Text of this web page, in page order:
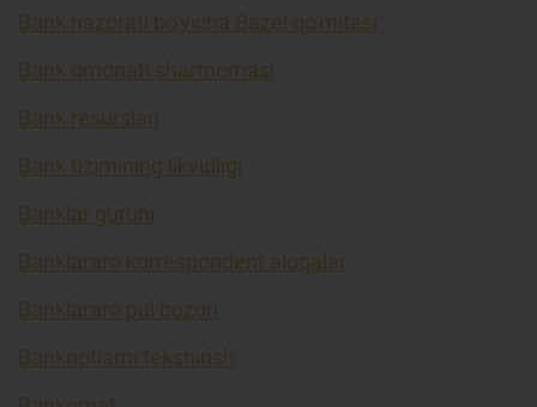
Bank nazorati bo'yicha Bazel qo'mitasi
Bank omonati shartnomasi
Bank resurslari
Bank tizimining likvidligi
Banklar guruhi
Banklararo korrespondent aloqalar
Banklararo pul bozori
Banknotlarni tekshirish